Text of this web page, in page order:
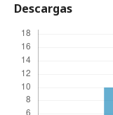
Descargas